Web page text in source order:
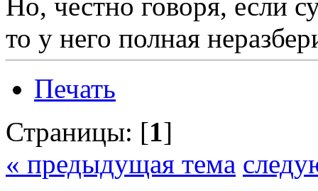
Но, честно говоря, если
то у него полная
Печать
Страницы: [1]
« предыдущая тема